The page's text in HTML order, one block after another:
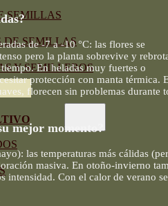
SEMILLAS
DE SEMILLAS
Y SEMILLEROS
de -7 a -10 °C: las flores se
pero la planta sobrevive y
En heladas muy fuertes o
protección con manta térmica.
florecen sin problemas durante
mejor momento?
las temperaturas más cálidas
masiva. En otoño-invierno
intensidad. Con el calor de verano se